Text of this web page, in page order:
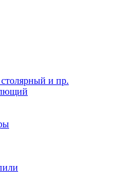
и пр.